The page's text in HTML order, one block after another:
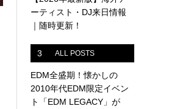
ーティスト・DJ来日情報
｜随時更新！
3 ALL POSTS
EDM全盛期！懐かしの
2010年代EDM限定イベン
ト「EDM LEGACY」が